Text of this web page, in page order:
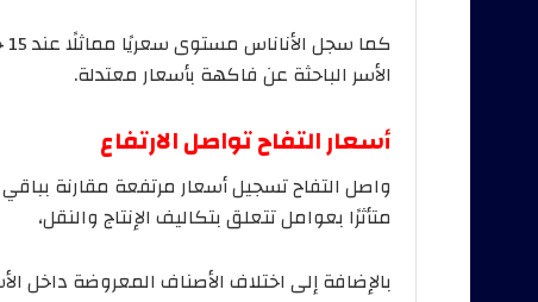
الأسر الباحثة عن فاكهة بأسعار معتدلة.
أسعار التفاح تواصل الارتفاع
متأثرًا بعوامل تتعلق بتكاليف الإنتاج والنقل،
بالإضافة إلى اختلاف الأصناف المعروضة داخل